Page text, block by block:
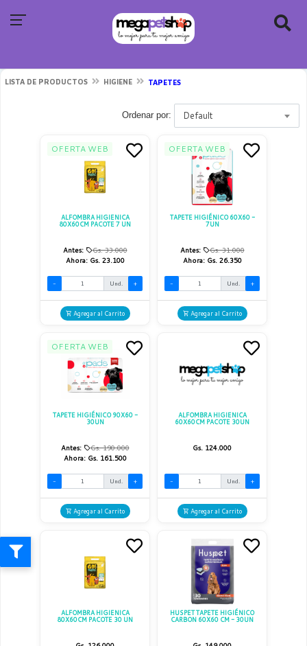
LISTA DE PRODUCTOS HIGIENE TAPETES
Ordenar por: Default
OFERTA WEB
ALFOMBRA HIGIENICA
80X60CM PACOTE 7 UN
Antes:
Gs. 33.000
Ahora: Gs. 23.100
- Und. +
Agregar al Carrito
OFERTA WEB
TAPETE HIGIÉNICO 60X60 -
7UN
Antes:
Gs. 31.000
Ahora: Gs. 26.350
- Und. +
Agregar al Carrito
OFERTA WEB
TAPETE HIGIÉNICO 90X60 -
30UN
Antes:
Gs. 190.000
Ahora: Gs. 161.500
- Und. +
Agregar al Carrito
ALFOMBRA HIGIENICA
60X60CM PACOTE 30UN
Gs. 124.000
- Und. +
Agregar al Carrito
ALFOMBRA HIGIENICA
80X60CM PACOTE 30 UN
HUSPET TAPETE HIGIÉNICO
CARBON 60X60 CM - 30UN